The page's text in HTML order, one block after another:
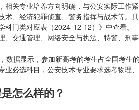
关专业培养方向明确，与公安实际工作
术、经济犯罪侦查、警务指挥与战术等。
科门类对应表（2024-12-12）》中查看。
交通管理、网络安全与执法、特警、刑
据显示，参加新高考的考生占全国考生
必选科目，公安技术专业要求选考物理
怎么样的？